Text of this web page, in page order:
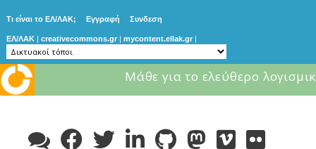
Τι είναι το ΕΛ/ΛΑΚ; Εγγραφή Συνδεση
ΕΛ/ΛΑΚ | creativecommons.gr | mycontent.ellak.gr |
Μάθε για το ελεύθερο
content